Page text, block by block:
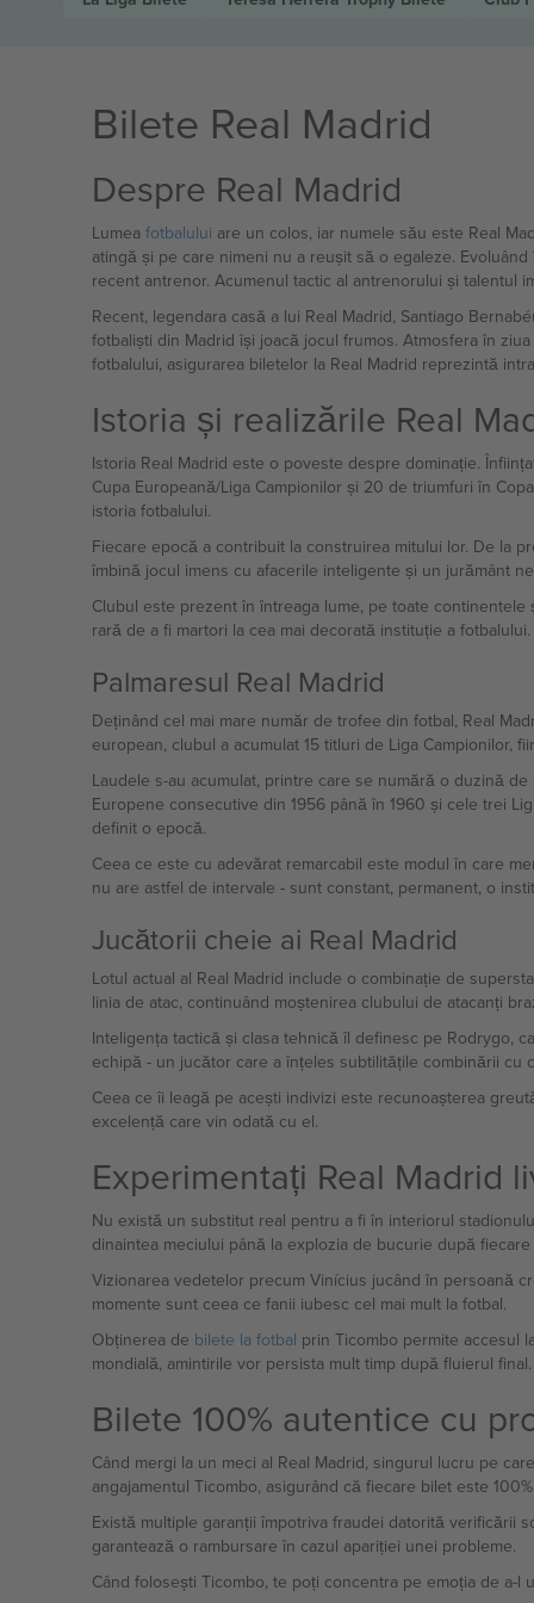
Bilete Real Madrid
Despre Real Madrid
Lumea fotbalului are un colos, iar numele său este Real
atingă și pe care nimeni nu a reușit să o egaleze. Evoluând
recent antrenor. Acumenul tactic al antrenorului și talentul
Recent, legendara casă a lui Real Madrid, Santiago
fotbaliști din Madrid își joacă jocul frumos. Atmosfera în
fotbalului, asigurarea biletelor la Real Madrid reprezintă
Istoria și realizările Real
Istoria Real Madrid este o poveste despre dominație.
Cupa Europeană/Liga Campionilor și 20 de triumfuri în
istoria fotbalului.
Fiecare epocă a contribuit la construirea mitului lor. De la
îmbină jocul imens cu afacerile inteligente și un jurământ
Clubul este prezent în întreaga lume, pe toate
rară de a fi martori la cea mai decorată instituție a fotbalului.
Palmaresul Real Madrid
Deținând cel mai mare număr de trofee din fotbal, Real
european, clubul a acumulat 15 titluri de Liga Campionilor,
Laudele s-au acumulat, printre care se numără o duzină
Europene consecutive din 1956 până în 1960 și cele trei
definit o epocă.
Ceea ce este cu adevărat remarcabil este modul în care
nu are astfel de intervale - sunt constant, permanent, o
Jucătorii cheie ai Real Madrid
Lotul actual al Real Madrid include o combinație de
linia de atac, continuând moștenirea clubului de atacanți
Inteligența tactică și clasa tehnică îl definesc pe Rodrygo,
echipă - un jucător care a înțeles subtilitățile combinării cu
Ceea ce îi leagă pe acești indivizi este recunoașterea
excelență care vin odată cu el.
Experimentați Real Madrid
Nu există un substitut real pentru a fi în interiorul
dinaintea meciului până la explozia de bucurie după
Vizionarea vedetelor precum Vinícius jucând în persoană
momente sunt ceea ce fanii iubesc cel mai mult la fotbal.
Obținerea de bilete la fotbal prin Ticombo permite accesul
mondială, amintirile vor persista mult timp după fluierul final.
Bilete 100% autentice cu
Când mergi la un meci al Real Madrid, singurul lucru pe
angajamentul Ticombo, asigurând că fiecare bilet este
Există multiple garanții împotriva fraudei datorită
garantează o rambursare în cazul apariției unei probleme.
Când folosești Ticombo, te poți concentra pe emoția de a-